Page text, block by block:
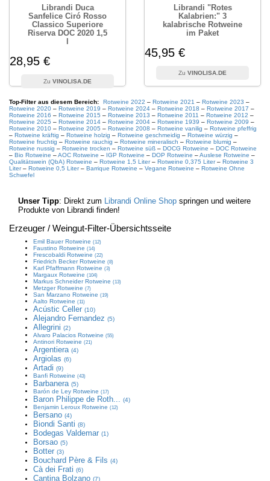
Librandi Duca
Sanfelice Ciró Rosso
Classico Superiore
Riserva DOC 2020 1,5
28,95 €
VINOLISA.DE
Librandi "Rotes
Kalabrien:" 3
kalabrische Rotweine
im Paket
45,95 €
VINOLISA.DE
Top-Filter aus diesem Bereich: Rotweine 2022 – Rotweine 2021 – Rotweine 2023 –
Rotweine 2020 – Rotweine 2019 – Rotweine 2024 – Rotweine 2018 – Rotweine 2017 –
Rotweine 2016 – Rotweine 2015 – Rotweine 2013 – Rotweine 2011 – Rotweine 2012 –
Rotweine 2025 – Rotweine 2014 – Rotweine 2004 – Rotweine 1939 – Rotweine 2009 –
Rotweine 2010 – Rotweine 2005 – Rotweine 2008 – Rotweine vanilig – Rotweine pfeffrig
– Rotweine kräftig – Rotweine holzig – Rotweine geschmeidig – Rotweine würzig –
Rotweine fruchtig – Rotweine rauchig – Rotweine mineralisch – Rotweine blumig –
Rotweine nussig – Rotweine trocken – Rotweine süß – DOCG Rotweine – DOC Rotweine
– Bio Rotweine –AOC Rotweine – IGP Rotweine – DOP Rotweine –Auslese Rotweine –
Qualitätswein (QbA) Rotweine – Rotweine 1,5 Liter– Rotweine 0,375 Liter– Rotweine 3
Liter– Rotweine 0,5 Liter– Barrique Rotweine – Vegane Rotweine – Rotweine Ohne
Schwefel
Unser Tipp: Direkt zum Librandi Online Shop springen und weitere
Produkte von Librandi finden!
Erzeuger / Weingut-Filter-Übersichtsseite
Emil BauerRotweine (12)
Faustino Rotweine (14)
Frescobaldi Rotweine (22)
Friedrich BeckerRotweine (8)
Karl Pfaffmann Rotweine (3)
Margaux Rotweine (104)
Markus SchneiderRotweine (13)
MetzgerRotweine (7)
San Marzano Rotweine (19)
Aalto Rotweine (11)
Acústic Celler (10)
Alejandro Fernandez (5)
Allegrini (2)
Alvaro Palacios Rotweine (55)
Antinori Rotweine (21)
Argentiera (4)
Argiolas (6)
Artadi (9)
Banfi Rotweine (43)
Barbanera (5)
Barón de Ley Rotweine (17)
Baron Philippe de Roth... (4)
Benjamin Leroux Rotweine (12)
Bersano (4)
Biondi Santi (8)
Bodegas Valdemar (1)
Borsao (5)
Botter (3)
Bouchard Père & Fils (4)
Cà dei Frati (6)
Cantina Bolzano (7)